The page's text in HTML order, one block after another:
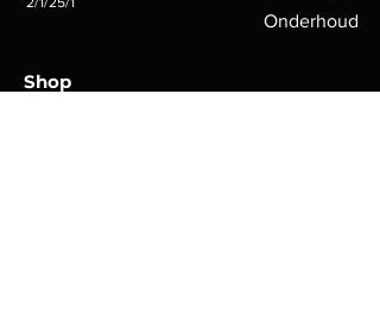
Onderhoud
Shop